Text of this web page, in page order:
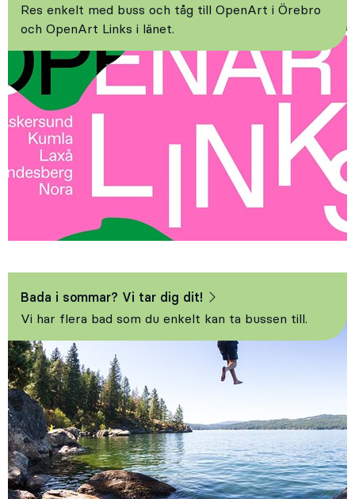
Res enkelt med buss och tåg till OpenArt i Örebro
och OpenArt Links i länet.
Bada i sommar? Vi tar dig dit!
Vi har flera bad som du enkelt kan ta bussen till.